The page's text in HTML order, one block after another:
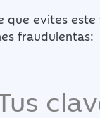
que evites
fraudulentas: